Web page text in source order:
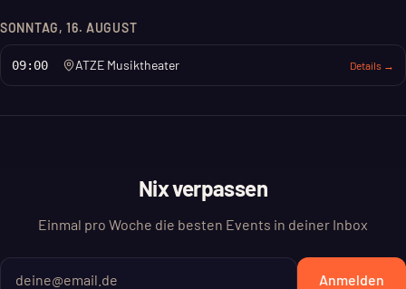
SONNTAG, 16. AUGUST
09:00 ATZE Musiktheater Details →
Nix verpassen
Einmal pro Woche die besten Events in deiner Inbox
Anmelden